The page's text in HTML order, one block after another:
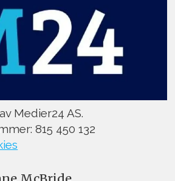
Medier24 AS.
815 450 132